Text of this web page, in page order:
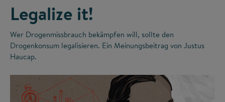
Legalize it!
Wer Drogenmissbrauch bekämpfen will, sollte den
Drogenkonsum legalisieren. Ein Meinungsbeitrag von Justus
Haucap.